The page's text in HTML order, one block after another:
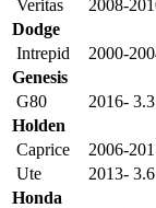
Veritas
2008-
Dodge
Intrepid
2000-
Genesis
G80
2016-
Holden
Caprice
2006-
Ute
2013-
Honda